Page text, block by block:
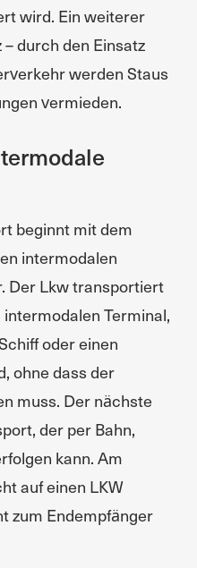
wird. Ein weiterer
durch den Einsatz
werden Staus
vermieden.
beginnt mit dem
intermodalen
Der Lkw transportiert
Terminal,
oder einen
ohne dass der
muss. Der nächste
der per Bahn,
kann. Am
auf einen LKW
zum Endempfänger